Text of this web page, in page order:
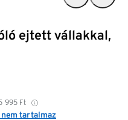
ejtett vállakkal,
995 Ft
tartalmaz